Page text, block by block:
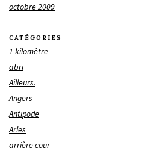
octobre 2009
CATÉGORIES
1 kilomètre
abri
Ailleurs.
Angers
Antipode
Arles
arrière cour